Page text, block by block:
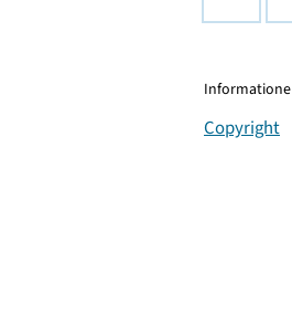
Copyright